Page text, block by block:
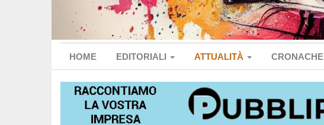
HOME EDITORIALI ATTUALITÀ CRONACHE